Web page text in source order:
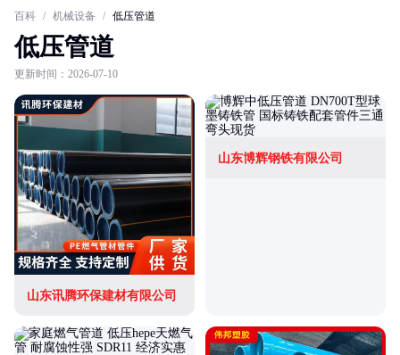
百科 / 机械设备 / 低压管道
低压管道
更新时间：2026-07-10
山东讯腾环保建材有限公司
山东博辉钢铁有限公司